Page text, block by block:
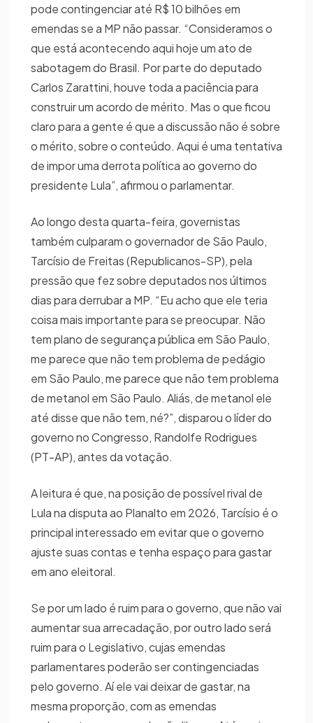
pode contingenciar até R$ 10 bilhões em
emendas se a MP não passar. “Consideramos o
que está acontecendo aqui hoje um ato de
sabotagem do Brasil. Por parte do deputado
Carlos Zarattini, houve toda a paciência para
construir um acordo de mérito. Mas o que ficou
claro para a gente é que a discussão não é sobre
o mérito, sobre o conteúdo. Aqui é uma tentativa
de impor uma derrota política ao governo do
presidente Lula”, afirmou o parlamentar.
Ao longo desta quarta-feira, governistas
também culparam o governador de São Paulo,
Tarcísio de Freitas (Republicanos-SP), pela
pressão que fez sobre deputados nos últimos
dias para derrubar a MP. “Eu acho que ele teria
coisa mais importante para se preocupar. Não
tem plano de segurança pública em São Paulo,
me parece que não tem problema de pedágio
em São Paulo, me parece que não tem problema
de metanol em São Paulo. Aliás, de metanol ele
até disse que não tem, né?”, disparou o líder do
governo no Congresso, Randolfe Rodrigues
(PT-AP), antes da votação.
A leitura é que, na posição de possível rival de
Lula na disputa ao Planalto em 2026, Tarcísio é o
principal interessado em evitar que o governo
ajuste suas contas e tenha espaço para gastar
em ano eleitoral.
Se por um lado é ruim para o governo, que não vai
aumentar sua arrecadação, por outro lado será
ruim para o Legislativo, cujas emendas
parlamentares poderão ser contingenciadas
pelo governo. Aí ele vai deixar de gastar, na
mesma proporção, com as emendas